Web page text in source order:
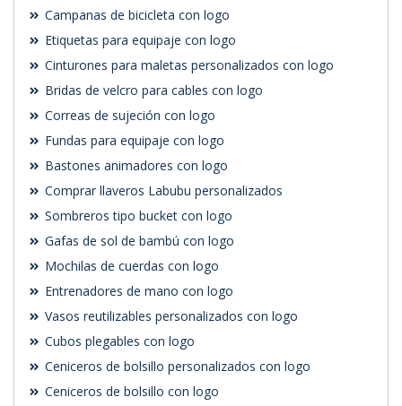
Campanas de bicicleta con logo
Etiquetas para equipaje con logo
Cinturones para maletas personalizados con logo
Bridas de velcro para cables con logo
Correas de sujeción con logo
Fundas para equipaje con logo
Bastones animadores con logo
Comprar llaveros Labubu personalizados
Sombreros tipo bucket con logo
Gafas de sol de bambú con logo
Mochilas de cuerdas con logo
Entrenadores de mano con logo
Vasos reutilizables personalizados con logo
Cubos plegables con logo
Ceniceros de bolsillo personalizados con logo
Ceniceros de bolsillo con logo